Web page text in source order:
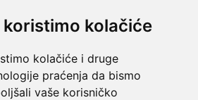
koristimo kolačiće
kolačiće i druge
praćenja da bismo
vaše korisničko
PODATAKA
PODATAKA